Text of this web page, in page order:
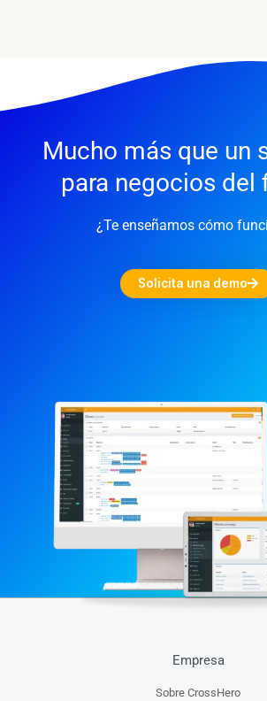
Mucho más que un
para negocios del
¿Te enseñamos cómo
Solicita una demo
Empresa
Sobre CrossHero